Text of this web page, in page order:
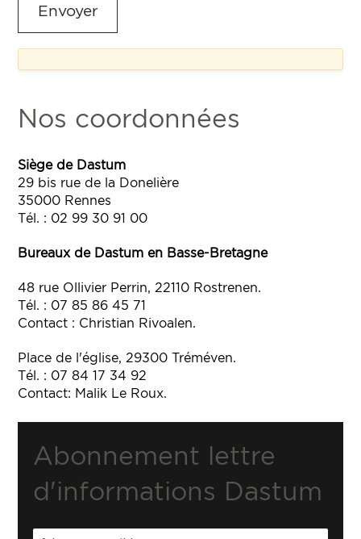
Nos coordonnées
Siège de Dastum
29 bis rue de la Donelière
35000 Rennes
Tél. : 02 99 30 91 00
Bureaux de Dastum en Basse-Bretagne
48 rue Ollivier Perrin, 22110 Rostrenen.
Tél. : 07 85 86 45 71
Contact : Christian Rivoalen.
Place de l'église, 29300 Tréméven.
Tél. : 07 84 17 34 92
Contact: Malik Le Roux.
Abonnement lettre
d'informations Dastum